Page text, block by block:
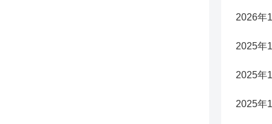
2026年
2025年
2025年
2025年